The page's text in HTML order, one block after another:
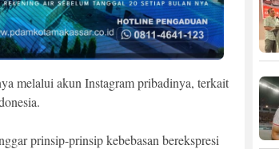
melalui akun Instagram pribadinya, terkait
prinsip-prinsip kebebasan berekspresi